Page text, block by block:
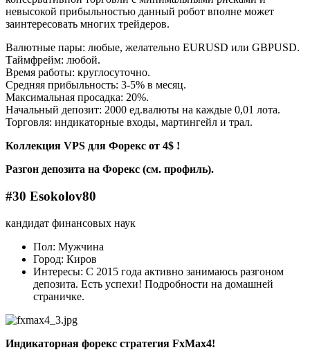
невысокой прибыльностью данный робот вполне может
заинтересовать многих трейдеров.
Валютные пары: любые, желательно EURUSD или GBPUSD.
Таймфрейм: любой.
Время работы: круглосуточно.
Средняя прибыльность: 3-5% в месяц.
Максимальная просадка: 20%.
Начальный депозит: 2000 ед.валюты на каждые 0,01 лота.
Торговля: индикаторные входы, мартингейл и трал.
Коллекция VPS для Форекс от 4$ !
Разгон депозита на Форекс (см. профиль).
#30 Esokolov80
кандидат финансовых наук
Пол: Мужчина
Город: Киров
Интересы: С 2015 года активно занимаюсь разгоном
депозита. Есть успехи! Подробности на домашней
страничке.
Индикаторная форекс стратегия FxMax4!